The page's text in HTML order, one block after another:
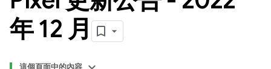
年 12 月
這個頁面中的內容